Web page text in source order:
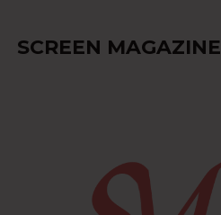
SCREEN MAGAZINE